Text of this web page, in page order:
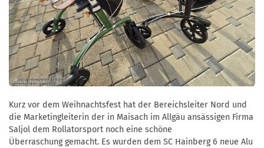
Kurz vor dem Weihnachtsfest hat der Bereichsleiter Nord und
die Marketingleiterin der in Maisach im Allgäu ansässigen Firma
Saljol dem Rollatorsport noch eine schöne
Überraschung gemacht. Es wurden dem SC Hainberg 6 neue Alu